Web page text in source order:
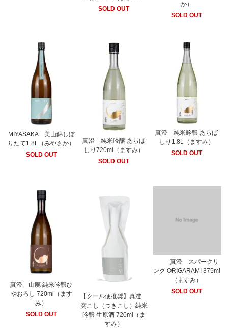
SOLD OUT
か）
SOLD OUT
MIYASAKA 美山錦しぼ
りたて1.8L（みやさか）
SOLD OUT
真澄 純米吟醸 あらば
しり720ml（ますみ）
SOLD OUT
真澄 純米吟醸 あらば
しり1.8L（ますみ）
SOLD OUT
真澄 山廃 純米吟醸ひ
やおろし 720ml（ます
み）
SOLD OUT
【クール便推奨】真澄
突こし（つきこし）純米
吟醸 生原酒 720ml（ま
すみ）
真澄 スパークリ
ング ORIGARAMI 375ml
（ますみ）
SOLD OUT